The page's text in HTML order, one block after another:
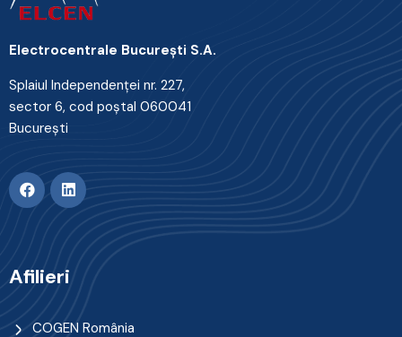
Electrocentrale Bucureşti S.A.
Splaiul Independenţei nr. 227,
sector 6, cod poştal 060041
Bucureşti
Afilieri
COGEN România